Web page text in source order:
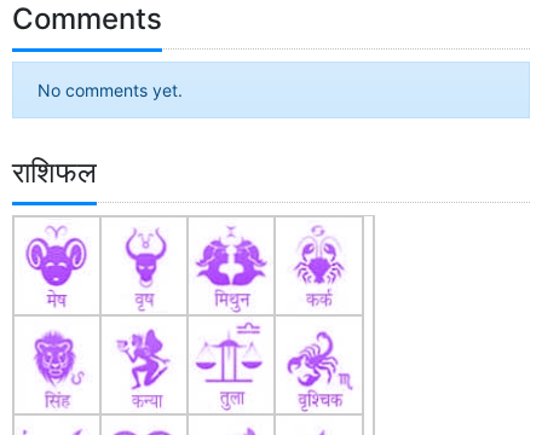
Comments
No comments yet.
राशिफल